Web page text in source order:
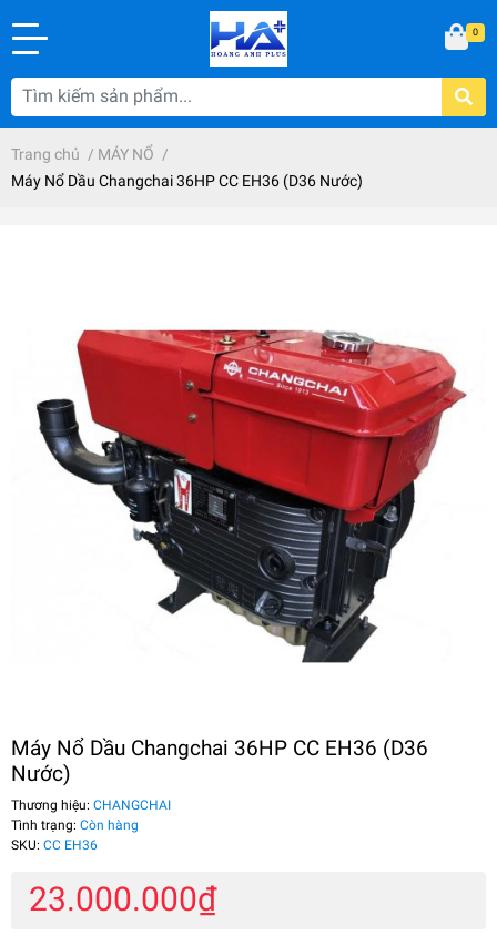
0
Trang chủ / MÁY NỔ /
Máy Nổ Dầu Changchai 36HP CC EH36 (D36 Nước)
Máy Nổ Dầu Changchai 36HP CC EH36 (D36
Nước)
Thương hiệu: CHANGCHAI
Tình trạng: Còn hàng
SKU: CC EH36
23.000.000₫